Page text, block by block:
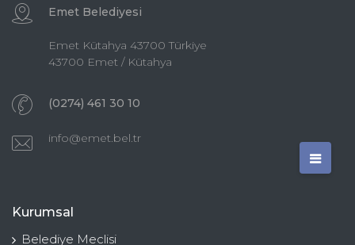
Emet Belediyesi
Emet Kütahya 43700 Türkiye
43700 Emet / Kütahya
(0274) 461 30 10
info@emet.bel.tr
Kurumsal
Belediye Meclisi